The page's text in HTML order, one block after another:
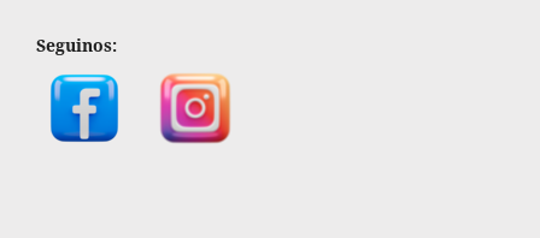
Seguinos: